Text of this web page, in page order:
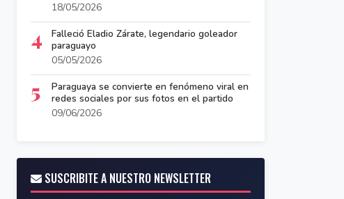
18/05/2026
4
Falleció Eladio Zárate, legendario goleador
paraguayo
05/05/2026
5
Paraguaya se convierte en fenómeno viral en
redes sociales por sus fotos en el partido
09/06/2026
SUSCRIBITE A NUESTRO NEWSLETTER